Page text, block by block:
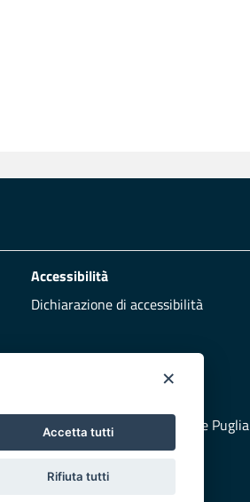
Accessibilità
Dichiarazione di accessibilità
Vai al sito di Protezione Civile Puglia
×
Accetta tutti
Rifiuta tutti